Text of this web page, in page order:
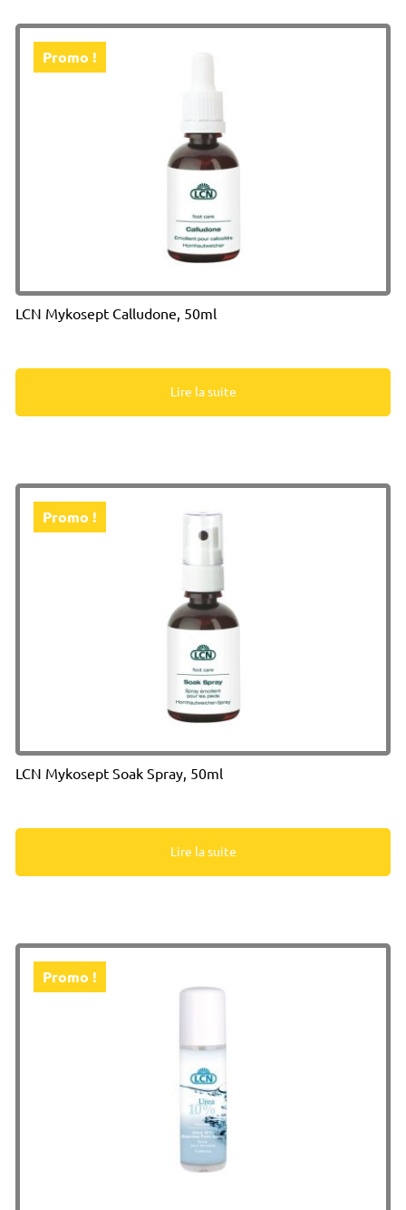
Promo !
LCN Mykosept Calludone, 50ml
Lire la suite
Promo !
LCN Mykosept Soak Spray, 50ml
Lire la suite
Promo !